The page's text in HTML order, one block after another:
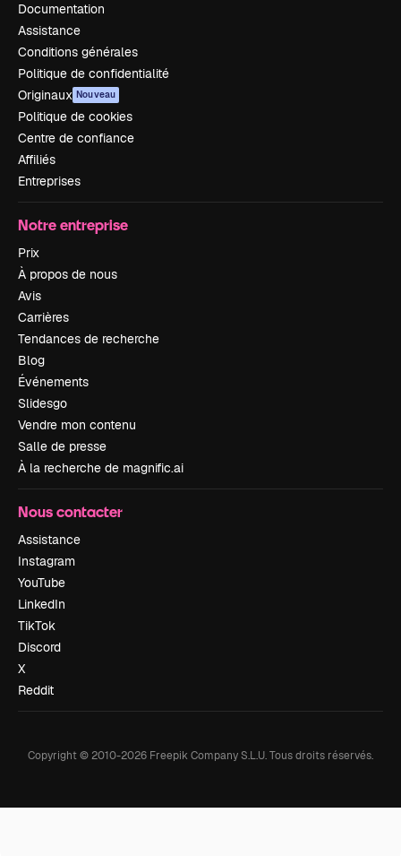
Documentation
Assistance
Conditions générales
Politique de confidentialité
Originaux Nouveau
Politique de cookies
Centre de confiance
Affiliés
Entreprises
Notre entreprise
Prix
À propos de nous
Avis
Carrières
Tendances de recherche
Blog
Événements
Slidesgo
Vendre mon contenu
Salle de presse
À la recherche de magnific.ai
Nous contacter
Assistance
Instagram
YouTube
LinkedIn
TikTok
Discord
X
Reddit
Copyright © 2010-2026 Freepik Company S.L.U.Tous droits réservés.